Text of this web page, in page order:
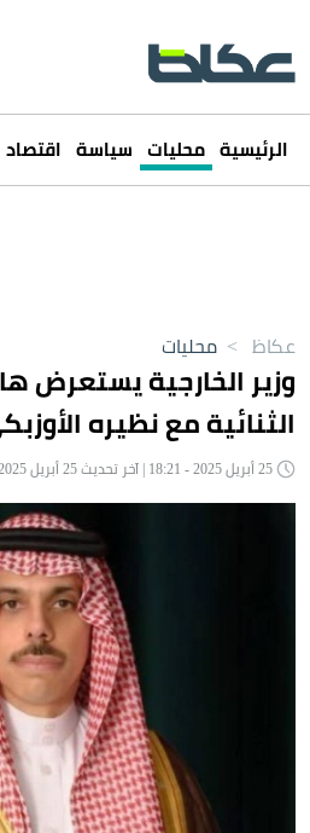
الرئيسية محليات سياسة اقتصاد
عكاظ > محليات
وزير الخارجية يستعرض
الثنائية مع نظيره